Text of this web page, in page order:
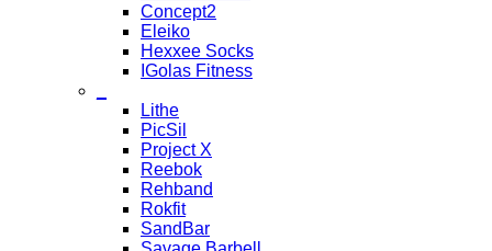
Concept2
Eleiko
Hexxee Socks
IGolas Fitness
Lithe
PicSil
Project X
Reebok
Rehband
Rokfit
SandBar